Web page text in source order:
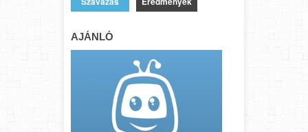
AJÁNLÓ